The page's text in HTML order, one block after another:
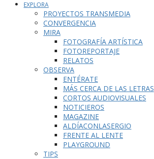
EXPLORA
PROYECTOS TRANSMEDIA
CONVERGENCIA
MIRA
FOTOGRAFÍA ARTÍSTICA
FOTOREPORTAJE
RELATOS
OBSERVA
ENTÉRATE
MÁS CERCA DE LAS LETRAS
CORTOS AUDIOVISUALES
NOTICIEROS
MAGAZINE
ALDÍACONLASERGIO
FRENTE AL LENTE
PLAYGROUND
TIPS